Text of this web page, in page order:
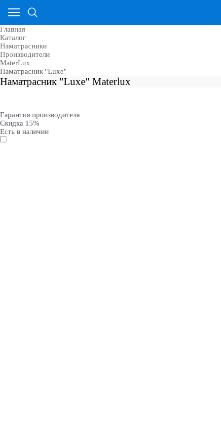
Главная
Каталог
Наматрасники
Производители
MaterLux
Наматрасник "Luxe"
Наматрасник "Luxe" Materlux
Гарантия производителя
Скидка 15%
Есть в наличии